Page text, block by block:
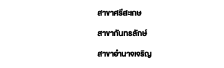
สาขาศรีสะเกษ
สาขากันทรลักษ์
สาขาอำนาจเจริญ